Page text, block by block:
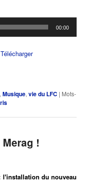
00:00
Télécharger
,Musique,vie du LFC | Mots-
!
l'installation du nouveau